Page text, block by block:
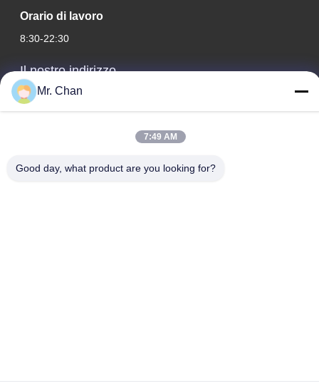
Orario di lavoro
8:30-22:30
Il nostro indirizzo
Indirizzo aziendale
Città di Ruian, Zhejiang, CINA
Mr. Chan
7:49 AM
Good day, what product are you looking for?